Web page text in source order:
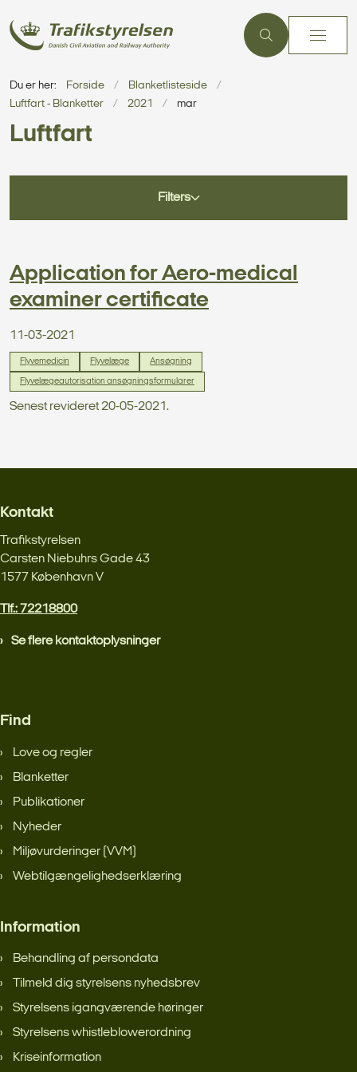
Du er her: Forside
Blanketlisteside
Luftfart - Blanketter
2021 mar
Luftfart
Filters
Application for Aero-medical
examiner certificate
11-03-2021
Flyvemedicin Flyvelæge Ansøgning
Flyvelægeautorisation ansøgningsformularer
Senest revideret 20-05-2021.
Kontakt
Trafikstyrelsen
Carsten Niebuhrs Gade 43
1577 København V
Tlf.: 72218800
Se flere kontaktoplysninger
Find
Love og regler
Blanketter
Publikationer
Nyheder
Miljøvurderinger (VVM)
Webtilgængelighedserklæring
Information
Behandling af persondata
Tilmeld dig styrelsens nyhedsbrev
Styrelsens igangværende høringer
Styrelsens whistleblowerordning
Kriseinformation